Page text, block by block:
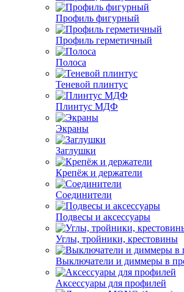
Профиль фигурный
Профиль герметичный
Полоса
Теневой плинтус
Плинтус МДФ
Экраны
Заглушки
Крепёж и держатели
Соединители
Подвесы и аксессуары
Углы, тройники, крестовины
Выключатели и диммеры в
Аксессуары для профилей